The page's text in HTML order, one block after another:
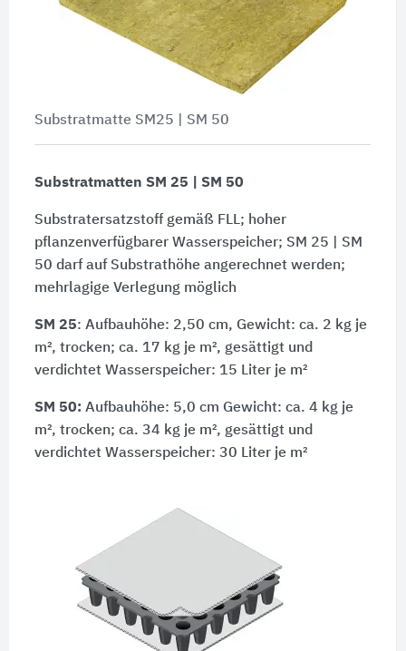
Substratmatte SM25 | SM 50
Substratmatten SM 25 | SM 50
Substratersatzstoff gemäß FLL; hoher
pflanzenverfügbarer Wasserspeicher; SM 25 | SM
50 darf auf Substrathöhe angerechnet werden;
mehrlagige Verlegung möglich
SM 25: Aufbauhöhe: 2,50 cm, Gewicht: ca. 2 kg je
m², trocken; ca. 17 kg je m², gesättigt und
verdichtet Wasserspeicher: 15 Liter je m²
SM 50: Aufbauhöhe: 5,0 cm Gewicht: ca. 4 kg je
m², trocken; ca. 34 kg je m², gesättigt und
verdichtet Wasserspeicher: 30 Liter je m²